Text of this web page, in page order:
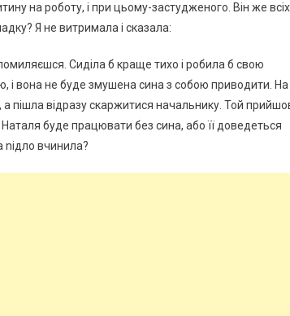
на роботу, і при цьому-застудженого. Він же всіх
Я не витримала і сказала:
Сиділа б краще тихо і робила б свою
вона не буде змушена сина з собою приводити. На
пішла відразу скаржитися начальнику. Той
Наталя буде працювати без сина, або її доведеться
вчинила?